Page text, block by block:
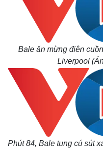
Bale ăn mừng điên
Liverpool
Phút 84, Bale tung cú sút